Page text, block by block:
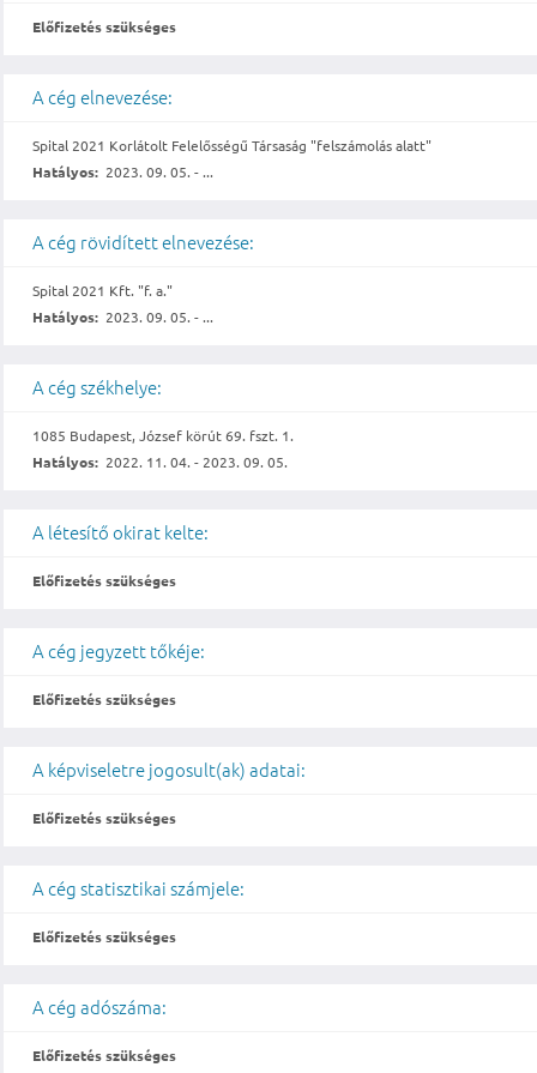
Előfizetés szükséges
A cég elnevezése:
Spital 2021 Korlátolt Felelősségű Társaság "felszámolás alatt"
Hatályos: 2023. 09. 05. - ...
A cég rövidített elnevezése:
Spital 2021 Kft. "f. a."
Hatályos: 2023. 09. 05. - ...
A cég székhelye:
1085 Budapest, József körút 69. fszt. 1.
Hatályos: 2022. 11. 04. - 2023. 09. 05.
A létesítő okirat kelte:
Előfizetés szükséges
A cég jegyzett tőkéje:
Előfizetés szükséges
A képviseletre jogosult(ak) adatai:
Előfizetés szükséges
A cég statisztikai számjele:
Előfizetés szükséges
A cég adószáma:
Előfizetés szükséges